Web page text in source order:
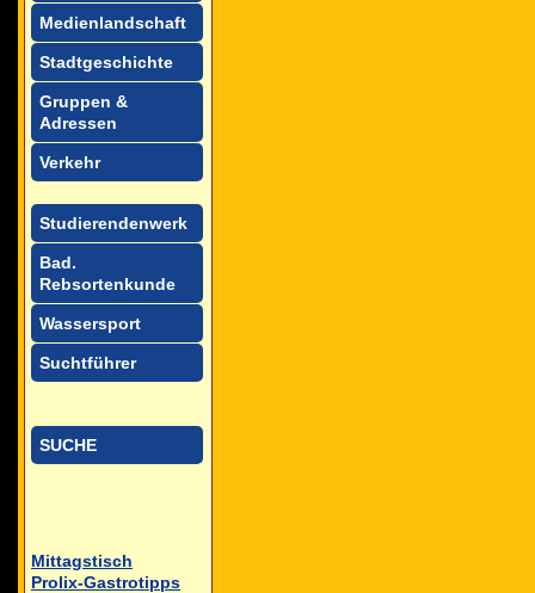
Medienlandschaft
Stadtgeschichte
Gruppen &
Adressen
Verkehr
Studierendenwerk
Bad.
Rebsortenkunde
Wassersport
Suchtführer
SUCHE
Mittagstisch
Prolix-Gastrotipps